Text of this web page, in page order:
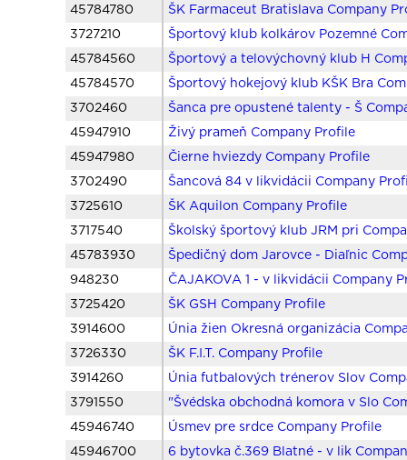
45784780
ŠK Farmaceut Bratislava Company
3727210
Športový klub kolkárov Pozemné
45784560
Športový a telovýchovný klub H
45784570
Športový hokejový klub KŠK Bra
3702460
Šanca pre opustené talenty - Š
45947910
Živý prameň Company Profile
45947980
Čierne hviezdy Company Profile
3702490
Šancová 84 v likvidácii Company
3725610
ŠK Aquilon Company Profile
3717540
Školský športový klub JRM pri
45783930
Špedičný dom Jarovce - Diaľnic
948230
ČAJAKOVA 1 - v likvidácii Company
3725420
ŠK GSH Company Profile
3914600
Únia žien Okresná organizácia
3726330
ŠK F.I.T. Company Profile
3914260
Únia futbalových trénerov Slov
3791550
"Švédska obchodná komora v Slo
45946740
Úsmev pre srdce Company Profile
45946700
6 bytovka č.369 Blatné - v lik